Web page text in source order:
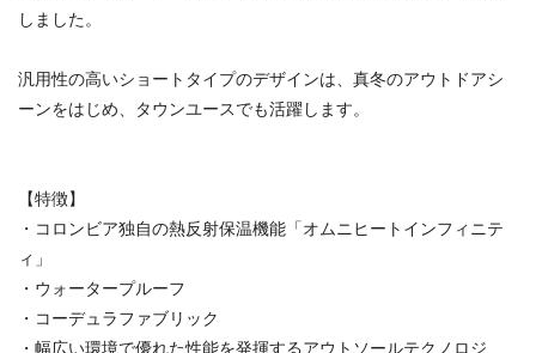
しました。
汎用性の高いショートタイプのデザインは、真冬のアウトドアシ
ーンをはじめ、タウンユースでも活躍します。
【特徴】
・コロンビア独自の熱反射保温機能「オムニヒートインフィニテ
ィ」
・ウォータープルーフ
・コーデュラファブリック
・幅広い環境で優れた性能を発揮するアウトソールテクノロジ